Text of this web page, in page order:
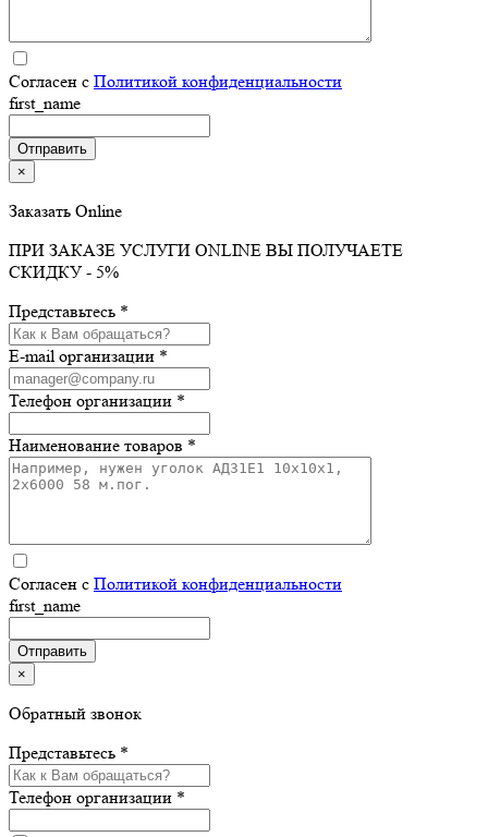
Согласен с Политикой конфиденциальности
first_name
×
Заказать Online
ПРИ ЗАКАЗЕ УСЛУГИ ONLINE ВЫ ПОЛУЧАЕТЕ
СКИДКУ - 5%
Представьтесь *
E-mail организации *
Телефон организации *
Наименование товаров *
Согласен с Политикой конфиденциальности
first_name
×
Обратный звонок
Представьтесь *
Телефон организации *